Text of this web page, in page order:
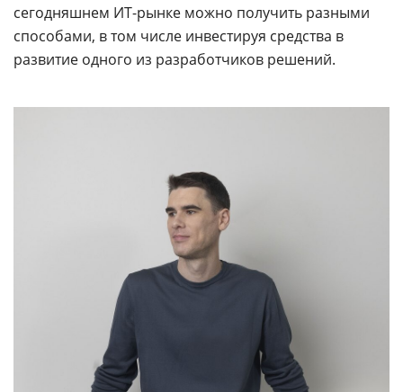
сегодняшнем ИТ-рынке можно получить разными
способами, в том числе инвестируя средства в
развитие одного из разработчиков решений.